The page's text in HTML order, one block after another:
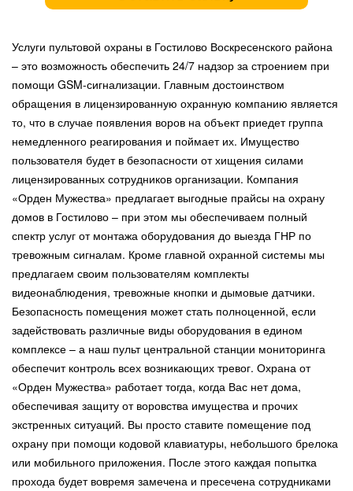
Услуги пультовой охраны в Гостилово Воскресенского района
– это возможность обеспечить 24/7 надзор за строением при
помощи GSM-сигнализации. Главным достоинством
обращения в лицензированную охранную компанию является
то, что в случае появления воров на объект приедет группа
немедленного реагирования и поймает их. Имущество
пользователя будет в безопасности от хищения силами
лицензированных сотрудников организации. Компания
«Орден Мужества» предлагает выгодные прайсы на охрану
домов в Гостилово – при этом мы обеспечиваем полный
спектр услуг от монтажа оборудования до выезда ГНР по
тревожным сигналам. Кроме главной охранной системы мы
предлагаем своим пользователям комплекты
видеонаблюдения, тревожные кнопки и дымовые датчики.
Безопасность помещения может стать полноценной, если
задействовать различные виды оборудования в едином
комплексе – а наш пульт центральной станции мониторинга
обеспечит контроль всех возникающих тревог. Охрана от
«Орден Мужества» работает тогда, когда Вас нет дома,
обеспечивая защиту от воровства имущества и прочих
экстренных ситуаций. Вы просто ставите помещение под
охрану при помощи кодовой клавиатуры, небольшого брелока
или мобильного приложения. После этого каждая попытка
прохода будет вовремя замечена и пресечена сотрудниками